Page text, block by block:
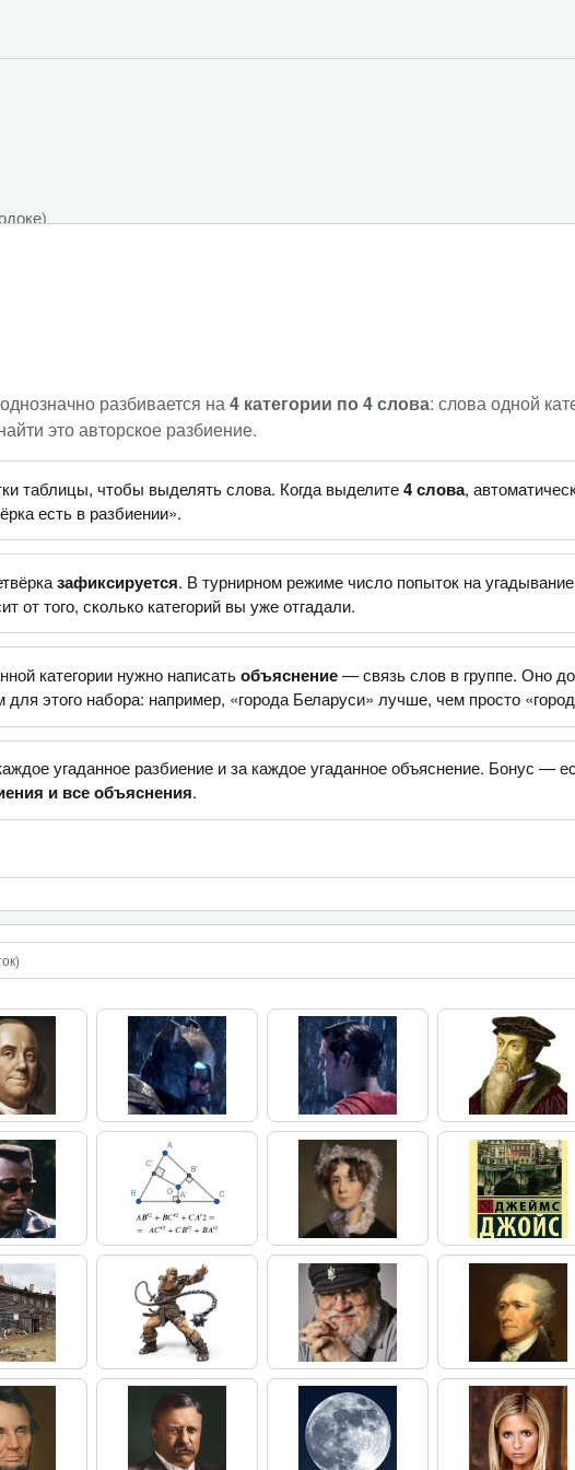
разбивается на4 категории по 4 слова: слова одной
это авторское разбиение.
таблицы, чтобы выделять слова. Когда выделите4 слова,
есть в разбиении».
зафиксируется. В турнирном режиме число попыток на угадывание
от того, сколько категорий вы уже отгадали.
категории нужно написатьобъяснение— связь слов в группе. Оно
для этого набора: например, «города Беларуси» лучше, чем просто
угаданное разбиение и за каждое угаданное объяснение. Бонус —
и все объяснения.
)
)